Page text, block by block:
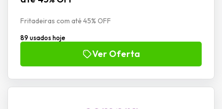
Fritadeiras com até 45% OFF
89 usados hoje
Ver Oferta